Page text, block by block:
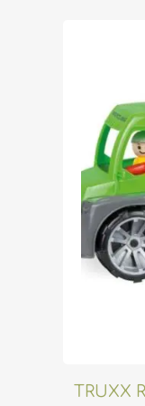
TRUXX